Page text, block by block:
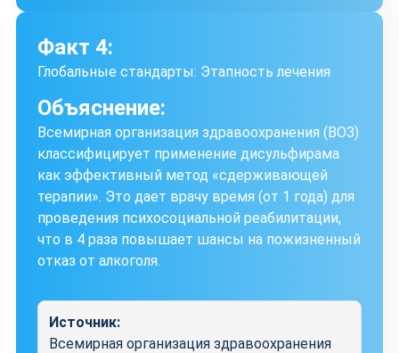
Факт 4:
Глобальные стандарты: Этапность лечения
Объяснение:
Всемирная организация здравоохранения (ВОЗ)
классифицирует применение дисульфирама
как эффективный метод «сдерживающей
терапии». Это дает врачу время (от 1 года) для
проведения психосоциальной реабилитации,
что в 4 раза повышает шансы на пожизненный
отказ от алкоголя.
Источник:
Всемирная организация здравоохранения